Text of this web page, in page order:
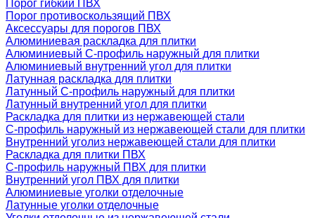
Порог гибкий ПВХ
Порог противоскользящий ПВХ
Аксессуары для порогов ПВХ
Алюминиевая раскладка для плитки
Алюминиевый С-профиль наружный для плитки
Алюминиевый внутренний угол для плитки
Латунная раскладка для плитки
Латунный С-профиль наружный для плитки
Латунный внутренний угол для плитки
Раскладка для плитки из нержавеющей стали
С-профиль наружный из нержавеющей стали для плитки
Внутренний уголиз нержавеющей стали для плитки
Раскладка для плитки ПВХ
С-профиль наружный ПВХ для плитки
Внутренний угол ПВХ для плитки
Алюминиевые уголки отделочные
Латунные уголки отделочные